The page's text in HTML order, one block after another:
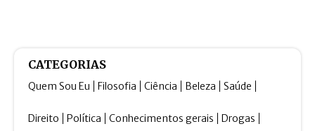
CATEGORIAS
Quem Sou Eu Filosofia Ciência Beleza Saúde
Direito Política Conhecimentos gerais Drogas